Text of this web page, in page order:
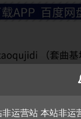
非运营站 本站非运